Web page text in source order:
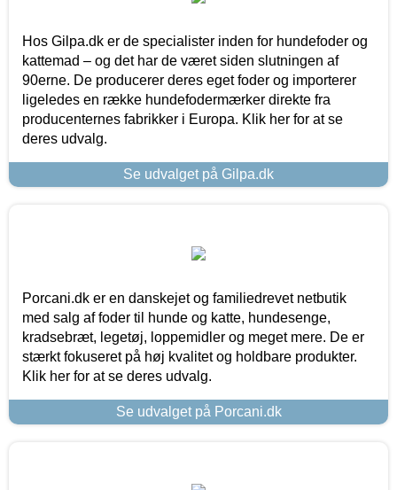
Hos Gilpa.dk er de specialister inden for hundefoder og
kattemad – og det har de været siden slutningen af
90erne. De producerer deres eget foder og importerer
ligeledes en række hundefodermærker direkte fra
producenternes fabrikker i Europa. Klik her for at se
deres udvalg.
Se udvalget på Gilpa.dk
Porcani.dk er en danskejet og familiedrevet netbutik
med salg af foder til hunde og katte, hundesenge,
kradsebræt, legetøj, loppemidler og meget mere. De er
stærkt fokuseret på høj kvalitet og holdbare produkter.
Klik her for at se deres udvalg.
Se udvalget på Porcani.dk